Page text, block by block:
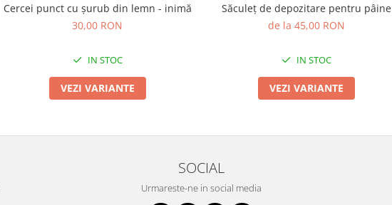
Cercei punct cu șurub din lemn - inimă
30,00 RON
IN STOC
VEZI VARIANTE
Săculeț de depozitare pentru pâine
de la 45,00 RON
IN STOC
VEZI VARIANTE
SOCIAL
Urmareste-ne in social media